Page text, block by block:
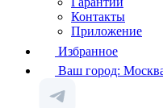
Контакты
Приложение
Избранное
Ваш город: